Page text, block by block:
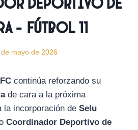
– Fútbol 11
de mayo de 2026
continúa reforzando su
de cara a la próxima
la incorporación de Selu
Coordinador Deportivo de